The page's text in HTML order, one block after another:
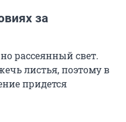
за
рассеянный свет.
листья, поэтому в
придется